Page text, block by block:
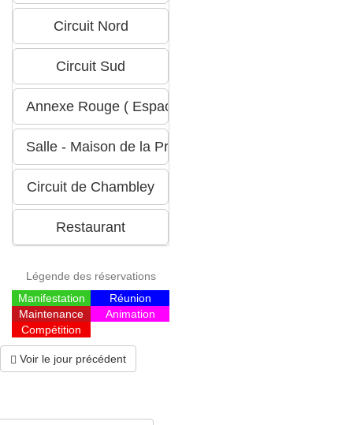
Légende des réservations
Manifestation
Réunion
Maintenance
Animation
Compétition
Voir le jour précédent